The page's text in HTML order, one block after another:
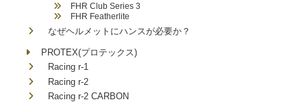
FHR Club Series 3
FHR Featherlite
なぜヘルメットにハンスが必要か？
PROTEX(プロテックス)
Racing r-1
Racing r-2
Racing r-2 CARBON